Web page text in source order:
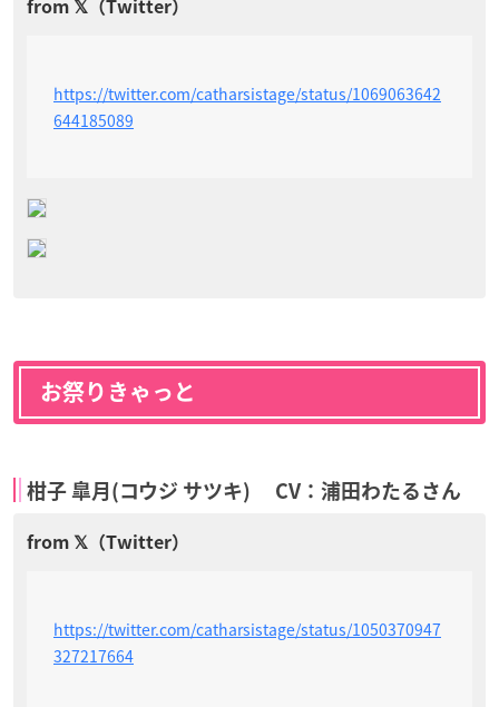
https://twitter.com/catharsistage/status/1069063642
644185089
お祭りきゃっと
柑子 皐月(コウジ サツキ) CV：浦田わたるさん
https://twitter.com/catharsistage/status/1050370947
327217664